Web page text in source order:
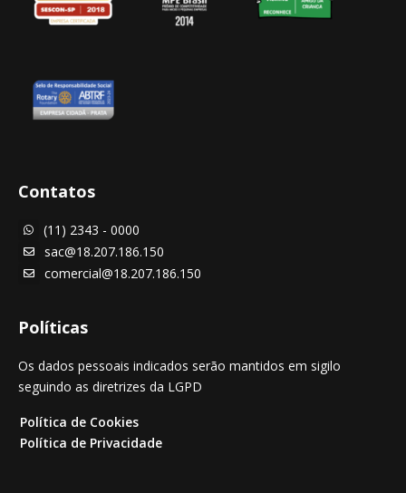
Contatos
 (11) 2343 - 0000
 sac@18.207.186.150
 comercial@18.207.186.150
Políticas
Os dados pessoais indicados serão mantidos em sigilo
seguindo as diretrizes da LGPD
Política de Cookies
Política de Privacidade